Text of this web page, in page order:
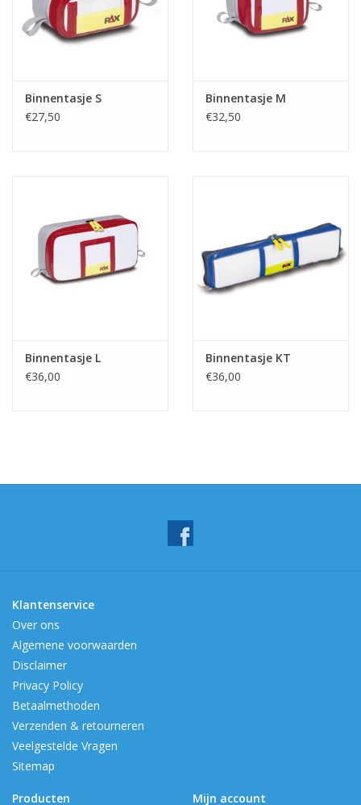
Binnentasje S
€27,50
Binnentasje M
€32,50
Binnentasje L
€36,00
Binnentasje KT
€36,00
Klantenservice
Over ons
Algemene voorwaarden
Disclaimer
Privacy Policy
Betaalmethoden
Verzenden & retourneren
Veelgestelde Vragen
Sitemap
Producten Mijn account